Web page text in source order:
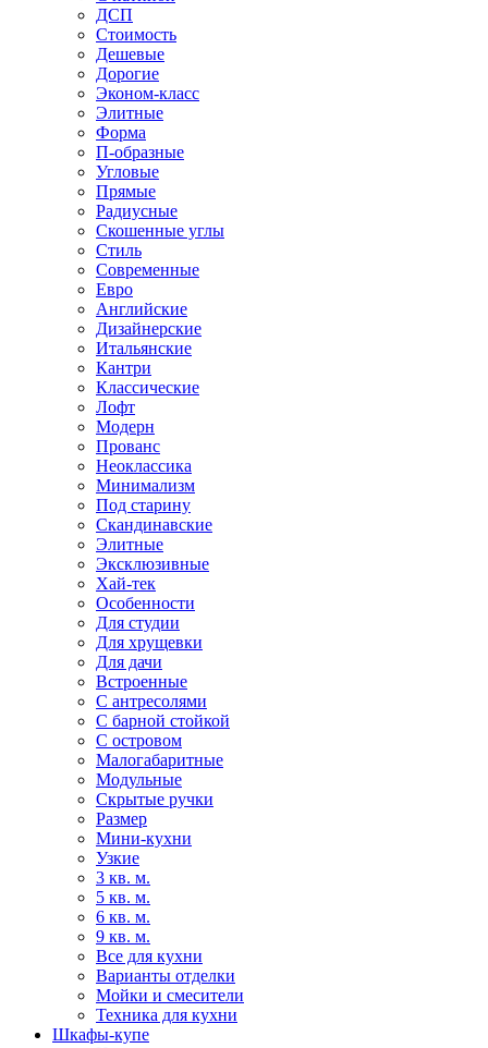
ДСП
Стоимость
Дешевые
Дорогие
Эконом-класс
Элитные
Форма
П-образные
Угловые
Прямые
Радиусные
Скошенные углы
Стиль
Современные
Евро
Английские
Дизайнерские
Итальянские
Кантри
Классические
Лофт
Модерн
Прованс
Неоклассика
Минимализм
Под старину
Скандинавские
Элитные
Эксклюзивные
Хай-тек
Особенности
Для студии
Для хрущевки
Для дачи
Встроенные
С антресолями
С барной стойкой
С островом
Малогабаритные
Модульные
Скрытые ручки
Размер
Мини-кухни
Узкие
3 кв. м.
5 кв. м.
6 кв. м.
9 кв. м.
Все для кухни
Варианты отделки
Мойки и смесители
Техника для кухни
Шкафы-купе